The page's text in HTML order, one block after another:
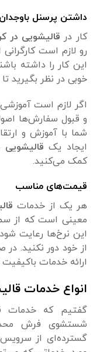
داشتن پرسنل باوجدان
کار در قالیشویی در
رو لازم است
این کار را داشته
خوبی در نظر بگیرید تا
اگر لازم است
و قبول سفارش‌ها
شما با آموزش و
ایجاد یک
کمک می‌کنید.
قیمت‌های مناسب
هر یک از خدمات
معینی است که از
این نرخ‌ها رعایت
از خود دور نکنید. در
ارائه خدمات
انواع خدمات
گفتیم که خدمات
شستشوی فرش
گسترده‌ای از